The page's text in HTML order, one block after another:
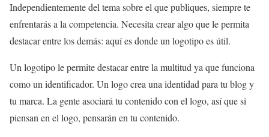
Independientemente del tema sobre el que publiques, siempre te
enfrentarás a la competencia. Necesita crear algo que le permita
destacar entre los demás: aquí es donde un logotipo es útil.
Un logotipo le permite destacar entre la multitud ya que funciona
como un identificador. Un logo crea una identidad para tu blog y
tu marca. La gente asociará tu contenido con el logo, así que si
piensan en el logo, pensarán en tu contenido.